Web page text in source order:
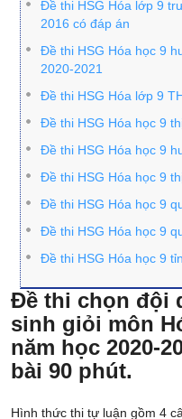
Đề thi HSG Hóa lớp 9
2016 có đáp án
Đề thi HSG Hóa học 9
2020-2021
Đề thi HSG Hóa lớp 9
Đề thi HSG Hóa học 9
Đề thi HSG Hóa học 9
Đề thi HSG Hóa học 9
Đề thi HSG Hóa học 9
Đề thi HSG Hóa học 9
Đề thi HSG Hóa học 9
Đề thi chọn đội
sinh giỏi môn
năm học 2020-
bài 90 phút.
Hình thức thi tự luận gồm 4